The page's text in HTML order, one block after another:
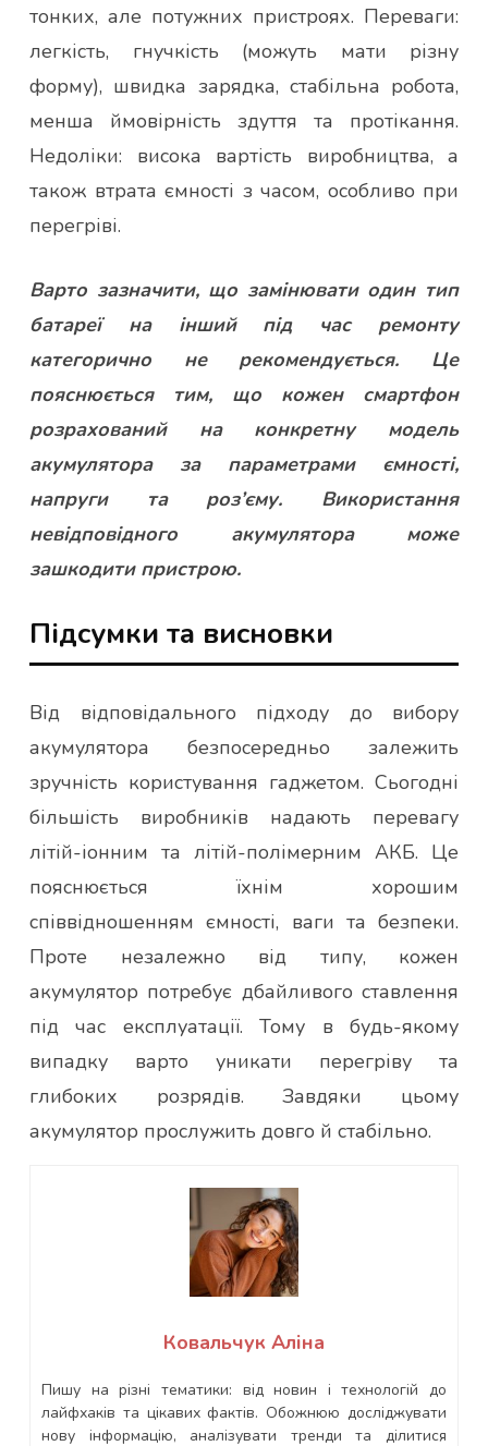
тонких, але потужних пристроях. Переваги:
легкість, гнучкість (можуть мати різну
форму), швидка зарядка, стабільна робота,
менша ймовірність здуття та протікання.
Недоліки: висока вартість виробництва, а
також втрата ємності з часом, особливо при
перегріві.
Варто зазначити, що замінювати один тип
батареї на інший під час ремонту
категорично не рекомендується. Це
пояснюється тим, що кожен смартфон
розрахований на конкретну модель
акумулятора за параметрами ємності,
напруги та роз’єму. Використання
невідповідного акумулятора може
зашкодити пристрою.
Підсумки та висновки
Від відповідального підходу до вибору
акумулятора безпосередньо залежить
зручність користування гаджетом. Сьогодні
більшість виробників надають перевагу
літій-іонним та літій-полімерним АКБ. Це
пояснюється їхнім хорошим
співвідношенням ємності, ваги та безпеки.
Проте незалежно від типу, кожен
акумулятор потребує дбайливого ставлення
під час експлуатації. Тому в будь-якому
випадку варто уникати перегріву та
глибоких розрядів. Завдяки цьому
акумулятор прослужить довго й стабільно.
Ковальчук Аліна
Пишу на різні тематики: від новин і технологій до
лайфхаків та цікавих фактів. Обожнюю досліджувати
нову інформацію, аналізувати тренди та ділитися